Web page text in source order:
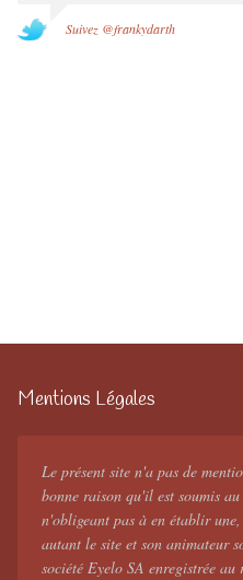
Suivez @frankydarth
Mentions Légales
Le présent site n'a pas de
bonne raison qu'il est soumis
n'obligeant pas à en établir
autant le site et son animateur
société Eyelo SA enregistrée au